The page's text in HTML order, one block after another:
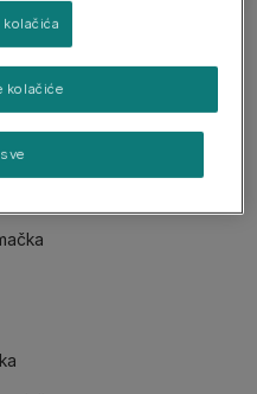
se zna
kolačiće